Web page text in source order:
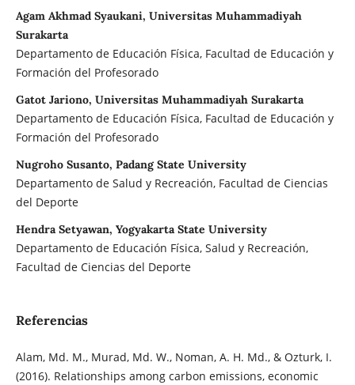
Agam Akhmad Syaukani, Universitas Muhammadiyah
Surakarta
Departamento de Educación Física, Facultad de Educación y
Formación del Profesorado
Gatot Jariono, Universitas Muhammadiyah Surakarta
Departamento de Educación Física, Facultad de Educación y
Formación del Profesorado
Nugroho Susanto, Padang State University
Departamento de Salud y Recreación, Facultad de Ciencias
del Deporte
Hendra Setyawan, Yogyakarta State University
Departamento de Educación Física, Salud y Recreación,
Facultad de Ciencias del Deporte
Referencias
Alam, Md. M., Murad, Md. W., Noman, A. H. Md., & Ozturk, I.
(2016). Relationships among carbon emissions, economic